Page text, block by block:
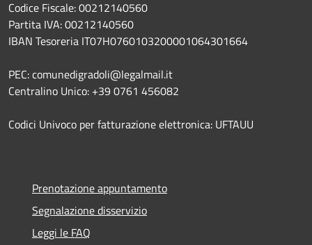
Codice Fiscale: 00212140560
Partita IVA: 00212140560
IBAN Tesoreria IT07H0760103200001064301664
PEC: comunedigradoli@legalmail.it
Centralino Unico: +39 0761 456082
Codici Univoco per fatturazione elettronica: UFTAUU
Prenotazione appuntamento
Segnalazione disservizio
Leggi le FAQ